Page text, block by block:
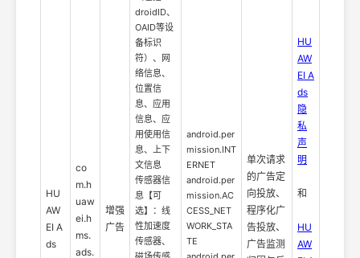
HU
AW
EI A
ds
co
m.h
uaw
ei.h
ms.
ads.
增强
广告
droidID、
OAID等设
备标识
符）、网
络信息、
位置信
息、应用
信息、应
用使用信
息、上下
文信息
传感器信
息【可
选】：线
性加速度
传感器、
android.per
mission.INT
ERNET
android.per
mission.AC
CESS_NET
WORK_STA
TE
单次请求
的广告定
向投放、
程序化广
告投放、
广告监测
HU
AW
EI A
ds
隐
私
声
明
和
HU
AW